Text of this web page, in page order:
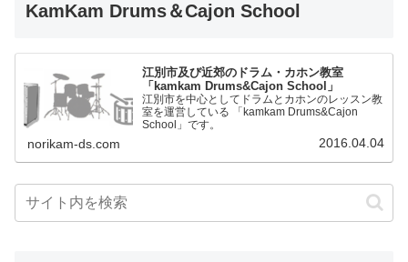
KamKam Drums＆Cajon School
江別市及び近郊のドラム・カホン教室
「kamkam Drums&Cajon School」
江別市を中心としてドラムとカホンのレッスン教
室を運営している 「kamkam Drums&Cajon
School」です。
norikam-ds.com 2016.04.04